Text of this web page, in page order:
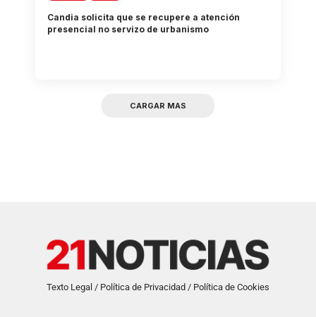
Candia solicita que se recupere a atención
presencial no servizo de urbanismo
CARGAR MAS
Texto Legal / Política de Privacidad / Política de Cookies